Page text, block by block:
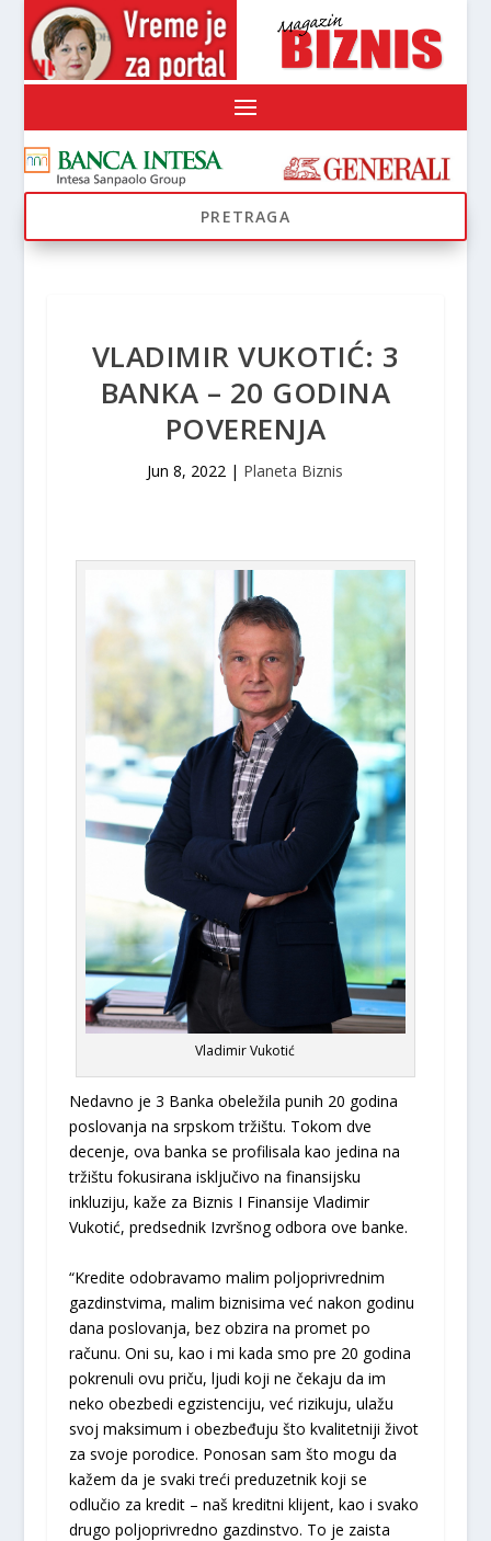
VLADIMIR VUKOTIĆ: 3
BANKA – 20 GODINA
POVERENJA
Jun 8, 2022 | Planeta Biznis
Vladimir Vukotić
Nedavno je 3 Banka obeležila punih 20 godina
poslovanja na srpskom tržištu. Tokom dve
decenje, ova banka se profilisala kao jedina na
tržištu fokusirana isključivo na finansijsku
inkluziju, kaže za Biznis I Finansije Vladimir
Vukotić, predsednik Izvršnog odbora ove banke.
“Kredite odobravamo malim poljoprivrednim
gazdinstvima, malim biznisima već nakon godinu
dana poslovanja, bez obzira na promet po
računu. Oni su, kao i mi kada smo pre 20 godina
pokrenuli ovu priču, ljudi koji ne čekaju da im
neko obezbedi egzistenciju, već rizikuju, ulažu
svoj maksimum i obezbeđuju što kvalitetniji život
za svoje porodice. Ponosan sam što mogu da
kažem da je svaki treći preduzetnik koji se
odlučio za kredit – naš kreditni klijent, kao i svako
drugo poljoprivredno gazdinstvo. To je zaista